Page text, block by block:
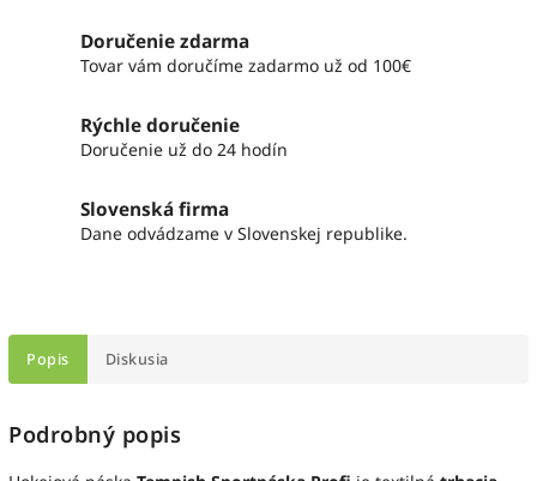
Doručenie zdarma
Tovar vám doručíme zadarmo už od 100€
Rýchle doručenie
Doručenie už do 24 hodín
Slovenská firma
Dane odvádzame v Slovenskej republike.
Popis Diskusia
Podrobný popis